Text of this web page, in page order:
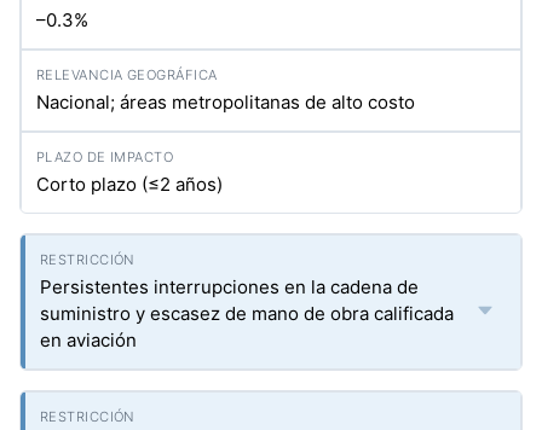
–0.3%
Nacional; áreas metropolitanas de alto costo
Corto plazo (≤2 años)
Persistentes interrupciones en la cadena de
suministro y escasez de mano de obra calificada
en aviación